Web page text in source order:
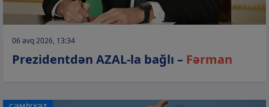
06 avq 2026, 13:34
Prezidentdən AZAL-la bağlı – Fərman